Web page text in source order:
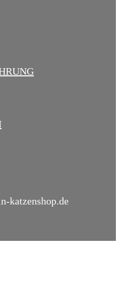
katzenshop.de